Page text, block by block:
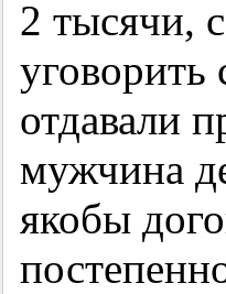
2 тысячи,
отдавали
мужчина
якобы